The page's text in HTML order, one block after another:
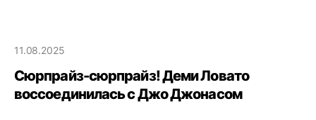
11.08.2025
Сюрпрайз-сюрпрайз! Деми Ловато
воссоединилась с Джо Джонасом